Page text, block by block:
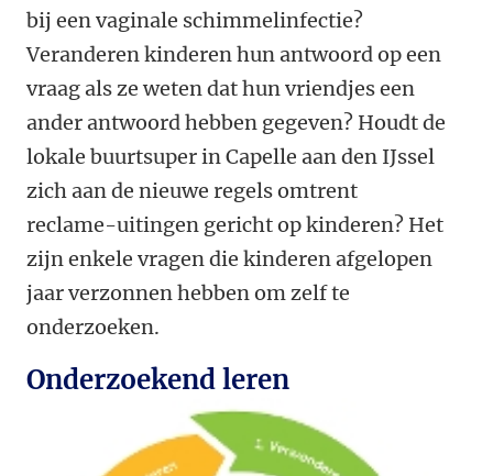
bij een vaginale schimmelinfectie?
Veranderen kinderen hun antwoord op een
vraag als ze weten dat hun vriendjes een
ander antwoord hebben gegeven? Houdt de
lokale buurtsuper in Capelle aan den IJssel
zich aan de nieuwe regels omtrent
reclame-uitingen gericht op kinderen? Het
zijn enkele vragen die kinderen afgelopen
jaar verzonnen hebben om zelf te
onderzoeken.
Onderzoekend leren